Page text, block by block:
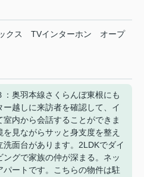
クス TVインターホン
オープ
奥羽本線さくらんぼ東根にも
越しに来訪者を確認して、イ
室内から会話することができま
見ながらサッと身支度を整え
洗面台があります。2LDKでダイ
ングで家族の仲が深まる。ネッ
パートです。こちらの物件は駐